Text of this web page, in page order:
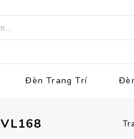
Đèn Trang Trí